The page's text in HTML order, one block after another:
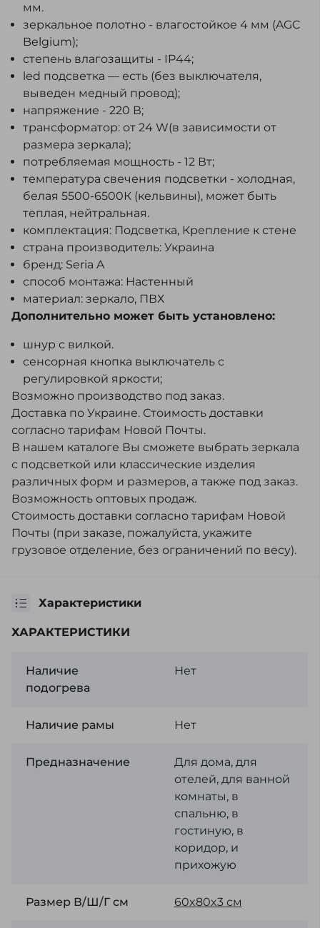
мм.
зеркальное полотно - влагостойкое 4 мм (AGC
Belgium);
степень влагозащиты - IP44;
led подсветка — есть (без выключателя,
выведен медный провод);
напряжение - 220 В;
трансформатор: от 24 W(в зависимости от
размера зеркала);
потребляемая мощность - 12 Вт;
температура свечения подсветки - холодная,
белая 5500-6500К (кельвины), может быть
теплая, нейтральная.
комплектация: Подсветка, Крепление к стене
страна производитель: Украина
бренд: Seria A
способ монтажа: Настенный
материал: зеркало, ПВХ
Дополнительно может быть установлено:
шнур с вилкой.
сенсорная кнопка выключатель с
регулировкой яркости;
Возможно производство под заказ.
Доставка по Украине. Стоимость доставки
согласно тарифам Новой Почты.
В нашем каталоге Вы сможете выбрать зеркала
с подсветкой или классические изделия
различных форм и размеров, а также под заказ.
Возможность оптовых продаж.
Стоимость доставки согласно тарифам Новой
Почты (при заказе, пожалуйста, укажите
грузовое отделение, без ограничений по весу).
Характеристики
ХАРАКТЕРИСТИКИ
Наличие
подогрева
Нет
Наличие рамы Нет
Предназначение
Для дома, для
отелей, для ванной
комнаты, в
спальню, в
гостиную, в
коридор, и
прихожую
Размер В/Ш/Г см 60x80x3 см